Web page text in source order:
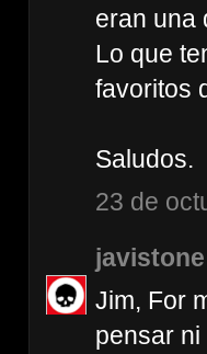
eran una
Lo que
favoritos
Saludos.
23 de
javistone
Jim, For
pensar